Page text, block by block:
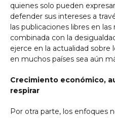
quienes solo pueden
defender sus intereses a
las publicaciones libres en
combinada con la
ejerce en la actualidad sobre
en muchos países sea aún
Crecimiento económico,
respirar
Por otra parte, los enfoques